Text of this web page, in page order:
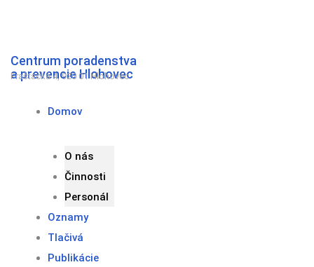
Centrum poradenstva
a prevencie Hlohovec
Fraštacká 4, 920 01 Hlohovec
Domov
O nás
Činnosti
Personál
Oznamy
Tlačivá
Publikácie